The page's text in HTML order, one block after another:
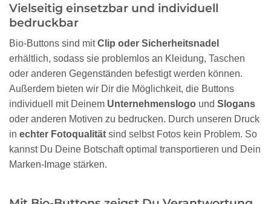
Vielseitig einsetzbar und individuell
bedruckbar
Bio-Buttons sind mitClip oder Sicherheitsnadel
erhältlich, sodass sie problemlos an Kleidung, Taschen
oder anderen Gegenständen befestigt werden können.
Außerdem bieten wir Dir die Möglichkeit, die Buttons
individuell mit Deinem Unternehmenslogo und Slogans
oder anderen Motiven zu bedrucken. Durch unseren Druck
in echter Fotoqualität sind selbst Fotos kein Problem. So
kannst Du Deine Botschaft optimal transportieren und Dein
Marken-Image stärken.